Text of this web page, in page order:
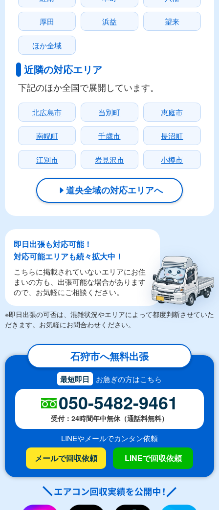
厚田 浜益 望来
ほか全域
近隣の対応エリア
下記のほか全国で展開しています。
北広島市 当別町 恵庭市
南幌町 千歳市 長沼町
江別市 岩見沢市 小樽市
道央全域の対応エリアへ
即日出張も対応可能！
対応可能エリアも続々拡大中！
こちらに掲載されていないエリアにお住
まいの方も、出張可能な場合があります
ので、お気軽にご相談ください。
※即日出張の可否は、混雑状況やエリアによって都度判断させていた
だきます。お気軽にお問合わせください。
石狩市へ無料出張
最短即日 お急ぎの方はこちら
050-5482-9461
受付：24時間年中無休（通話料無料）
LINEやメールでカンタン依頼
メールで回収依頼 LINEで回収依頼